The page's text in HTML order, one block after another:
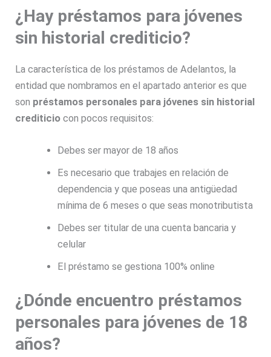
¿Hay préstamos para jóvenes
sin historial crediticio?
La característica de los préstamos de Adelantos, la
entidad que nombramos en el apartado anterior es que
son préstamos personales para jóvenes sin historial
crediticio con pocos requisitos:
Debes ser mayor de 18 años
Es necesario que trabajes en relación de
dependencia y que poseas una antigüedad
mínima de 6 meses o que seas monotributista
Debes ser titular de una cuenta bancaria y
celular
El préstamo se gestiona 100% online
¿Dónde encuentro préstamos
personales para jóvenes de 18
años?